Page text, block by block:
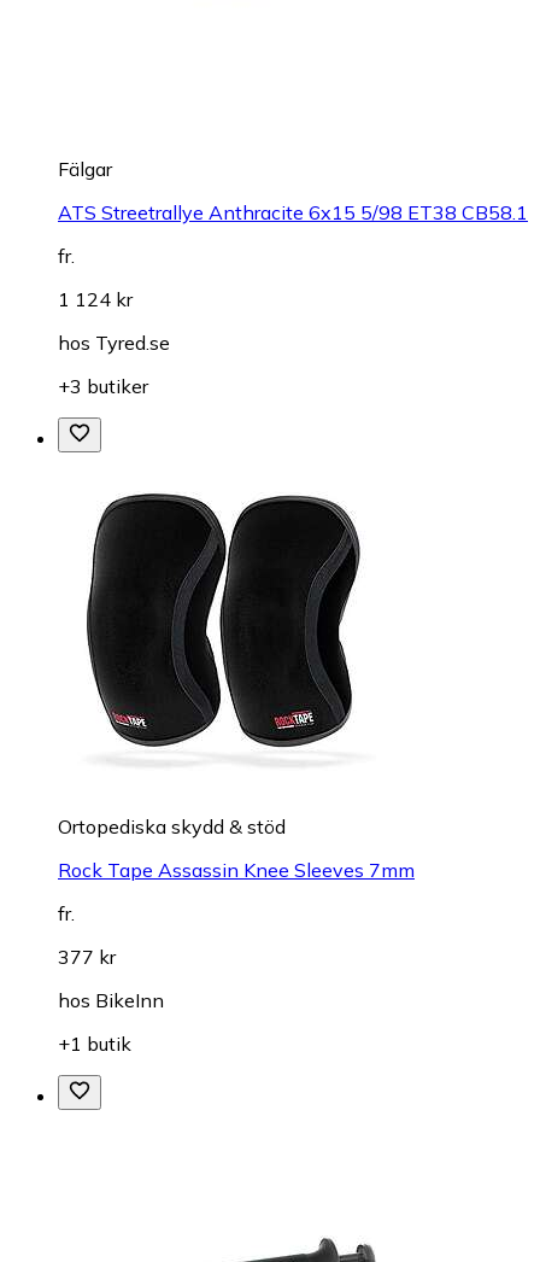
Fälgar
ATS Streetrallye Anthracite 6x15 5/98 ET38 CB58.1
fr.
1 124 kr
hos Tyred.se
+3 butiker
Ortopediska skydd & stöd
Rock Tape Assassin Knee Sleeves 7mm
fr.
377 kr
hos BikeInn
+1 butik